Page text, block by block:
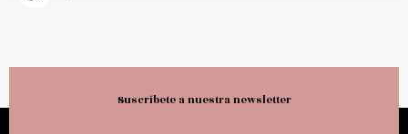
Suscríbete a nuestra newsletter